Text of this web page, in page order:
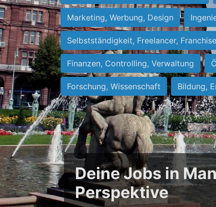
Marketing, Werbung, Design
Selbstständigkeit, Freelancer, Franchise
Finanzen, Controlling, Verwaltung
Forschung, Wissenschaft Bildung,
Deine Jobs in
Perspektive